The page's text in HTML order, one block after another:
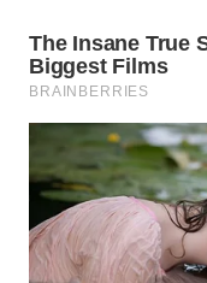
WN
MAJALENGKA
WN
SUBANG
WN